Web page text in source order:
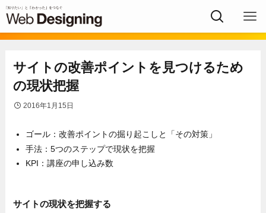
サイトの改善ポイントを見つけるため
の現状把握
2016年1月15日
ゴール：改善ポイントの掘り起こしと「その対策」
手法：5つのステップで現状を把握
KPI：講座の申し込み数
サイトの現状を把握する